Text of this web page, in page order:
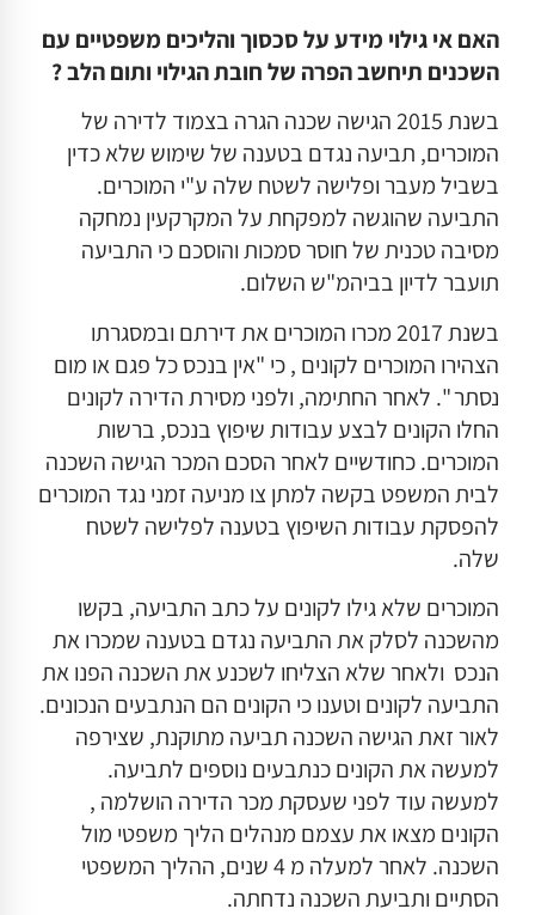
האם אי גילוי מידע על סכסוך והליכים משפטיים עם
השכנים תיחשב הפרה של חובת הגילוי ותום הלב ?
בשנת 2015 הגישה שכנה הגרה בצמוד לדירה של
המוכרים, תביעה נגדם בטענה של שימוש שלא כדין
בשביל מעבר ופלישה לשטח שלה ע"י המוכרים.
התביעה שהוגשה למפקחת על המקרקעין נמחקה
מסיבה טכנית של חוסר סמכות והוסכם כי התביעה
תועבר לדיון בביהמ"ש השלום.
בשנת 2017 מכרו המוכרים את דירתם ובמסגרתו
הצהירו המוכרים לקונים , כי "אין בנכס כל פגם או מום
נסתר ". לאחר החתימה, ולפני מסירת הדירה לקונים
החלו הקונים לבצע עבודות שיפוץ בנכס, ברשות
המוכרים. כחודשיים לאחר הסכם המכר הגישה השכנה
לבית המשפט בקשה למתן צו מניעה זמני נגד המוכרים
להפסקת עבודות השיפוץ בטענה לפלישה לשטח
שלה.
המוכרים שלא גילו לקונים על כתב התביעה, בקשו
מהשכנה לסלק את התביעה נגדם בטענה שמכרו את
הנכס ולאחר שלא הצליחו לשכנע את השכנה הפנו את
התביעה לקונים וטענו כי הקונים הם הנתבעים הנכונים.
לאור זאת הגישה השכנה תביעה מתוקנת, שצירפה
למעשה את הקונים כנתבעים נוספים לתביעה.
למעשה עוד לפני שעסקת מכר הדירה הושלמה ,
הקונים מצאו את עצמם מנהלים הליך משפטי מול
השכנה. לאחר למעלה מ 4 שנים, ההליך המשפטי
הסתיים ותביעת השכנה נדחתה.